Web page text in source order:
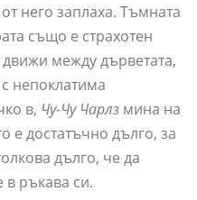
него заплаха. Тъмната
също е страхотен
между дърветата,
непоклатима
в, Чу-Чу Чарлз мина на
е достатъчно дълго, за
дълго, че да
в ръкава си.